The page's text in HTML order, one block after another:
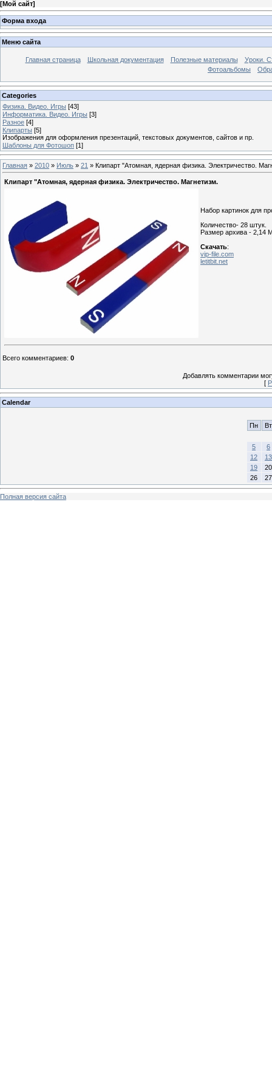
[Мой сайт]
Форма входа
Меню сайта
Главная страница Школьная документация Полезные материалы
Уроки.
Фотоальбомы
Categories
Физика. Видео. Игры [43]
Информатика. Видео. Игры [3]
Разное [4]
Клипарты [5]
Изображения для оформления презентаций, текстовых документов, сайтов и пр.
Шаблоны для Фотошоп [1]
Главная » 2010 » Июль » 21 » Клипарт "Атомная, ядерная физика. Электричество.
Клипарт "Атомная, ядерная физика. Электричество. Магнетизм.
Набор картинок для
Количество- 28 штук.
Размер архива - 2,14
Скачать:
vip-file.com
letitbit.net
Всего комментариев: 0
Добавлять комментарии
[
Calendar
Пн Вт
5
6
12
13
19
20
26
27
Полная версия сайта